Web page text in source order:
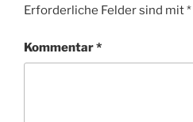
Erforderliche Felder sind mit*
Kommentar*